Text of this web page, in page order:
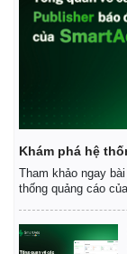
Khám phá hệ
Tham khảo ngay
thống quảng cáo